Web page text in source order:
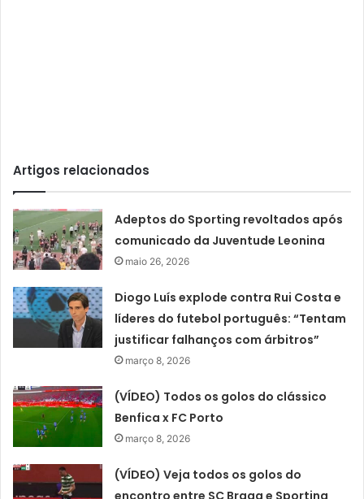
Artigos relacionados
Adeptos do Sporting revoltados após
comunicado da Juventude Leonina
maio 26, 2026
Diogo Luís explode contra Rui Costa e
líderes do futebol português: “Tentam
justificar falhanços com árbitros”
março 8, 2026
(VÍDEO) Todos os golos do clássico
Benfica x FC Porto
março 8, 2026
(VÍDEO) Veja todos os golos do
encontro entre SC Braga e Sporting